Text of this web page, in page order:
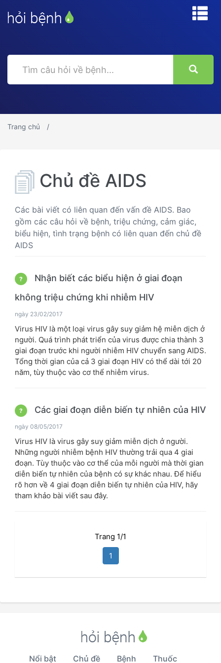
Trang chủ
Chủ đề AIDS
Các bài viết có liên quan đến vấn đề AIDS. Bao
gồm các câu hỏi về bệnh, triệu chứng, cảm giác,
biểu hiện, tình trạng bệnh có liên quan đến chủ đề
AIDS
?
Nhận biết các biểu hiện ở giai đoạn
không triệu chứng khi nhiễm HIV
ngày 23/02/2017
Virus HIV là một loại virus gây suy giảm hệ miễn dịch ở
người. Quá trình phát triển của virus được chia thành 3
giai đoạn trước khi người nhiễm HIV chuyển sang AIDS.
Tổng thời gian của cả 3 giai đoạn HIV có thể dài tới 20
năm, tùy thuộc vào cơ thể nhiễm virus.
? Các giai đoạn diễn biến tự nhiên của HIV
ngày 08/05/2017
Virus HIV là virus gây suy giảm miễn dịch ở người.
Những người nhiễm bệnh HIV thường trải qua 4 giai
đoạn. Tùy thuộc vào cơ thể của mỗi người mà thời gian
diễn biến tự nhiên của bệnh có sự khác nhau. Để hiểu
rõ hơn về 4 giai đoạn diễn biến tự nhiên của HIV, hãy
tham khảo bài viết sau đây.
Trang 1/1
1
Nổi bật Chủ đề Bệnh Thuốc